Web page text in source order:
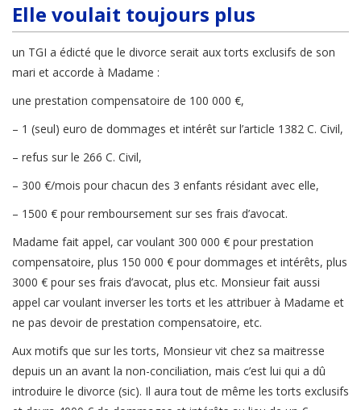
Elle voulait toujours plus
un TGI a édicté que le divorce serait aux torts exclusifs de son
mari et accorde à Madame :
une prestation compensatoire de 100 000 €,
– 1 (seul) euro de dommages et intérêt sur l’article 1382 C. Civil,
– refus sur le 266 C. Civil,
– 300 €/mois pour chacun des 3 enfants résidant avec elle,
– 1500 € pour remboursement sur ses frais d’avocat.
Madame fait appel, car voulant 300 000 € pour prestation
compensatoire, plus 150 000 € pour dommages et intérêts, plus
3000 € pour ses frais d’avocat, plus etc. Monsieur fait aussi
appel car voulant inverser les torts et les attribuer à Madame et
ne pas devoir de prestation compensatoire, etc.
Aux motifs que sur les torts, Monsieur vit chez sa maitresse
depuis un an avant la non-conciliation, mais c’est lui qui a dû
introduire le divorce (sic). Il aura tout de même les torts exclusifs